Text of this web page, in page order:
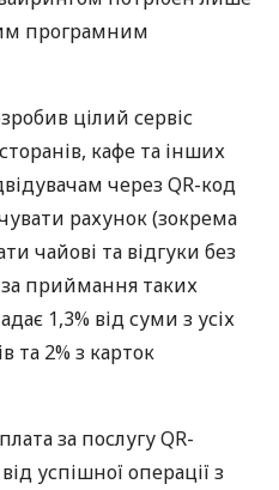
програмним
цілий сервіс
кафе та інших
через QR-код
рахунок (зокрема
чайові та відгуки без
за приймання таких
1,3% від суми з усіх
та 2% з карток
за послугу QR-
успішної операції з